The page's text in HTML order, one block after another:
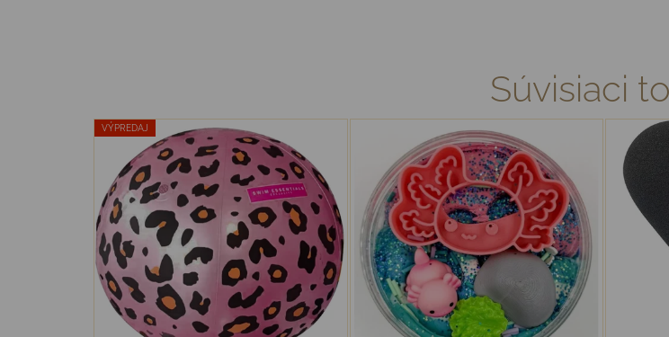
Súvisiaci
VÝPREDAJ